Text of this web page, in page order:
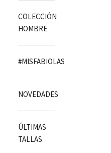
COLECCIÓN
HOMBRE
#MISFABIOLAS
NOVEDADES
ÚLTIMAS
TALLAS